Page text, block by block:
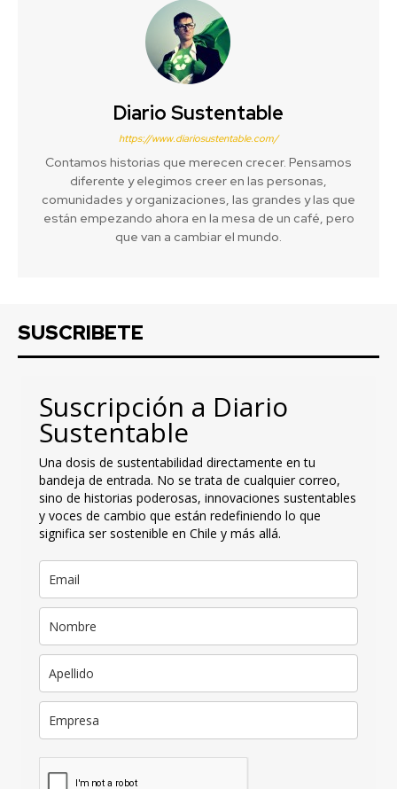
Diario Sustentable
https://www.diariosustentable.com/
Contamos historias que merecen crecer. Pensamos
diferente y elegimos creer en las personas,
comunidades y organizaciones, las grandes y las que
están empezando ahora en la mesa de un café, pero
que van a cambiar el mundo.
SUSCRIBETE
Suscripción a Diario
Sustentable
Una dosis de sustentabilidad directamente en tu
bandeja de entrada. No se trata de cualquier correo,
sino de historias poderosas, innovaciones sustentables
y voces de cambio que están redefiniendo lo que
significa ser sostenible en Chile y más allá.